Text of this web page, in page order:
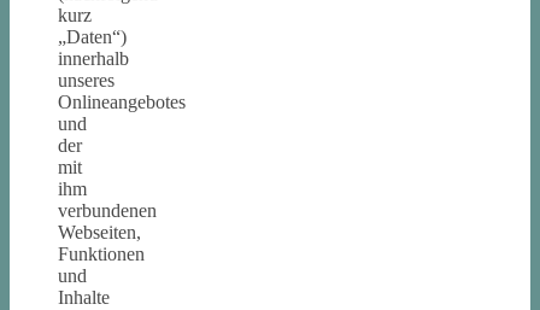
kurz
„Daten“)
innerhalb
unseres
Onlineangebotes
und
der
mit
ihm
verbundenen
Webseiten,
Funktionen
und
Inhalte